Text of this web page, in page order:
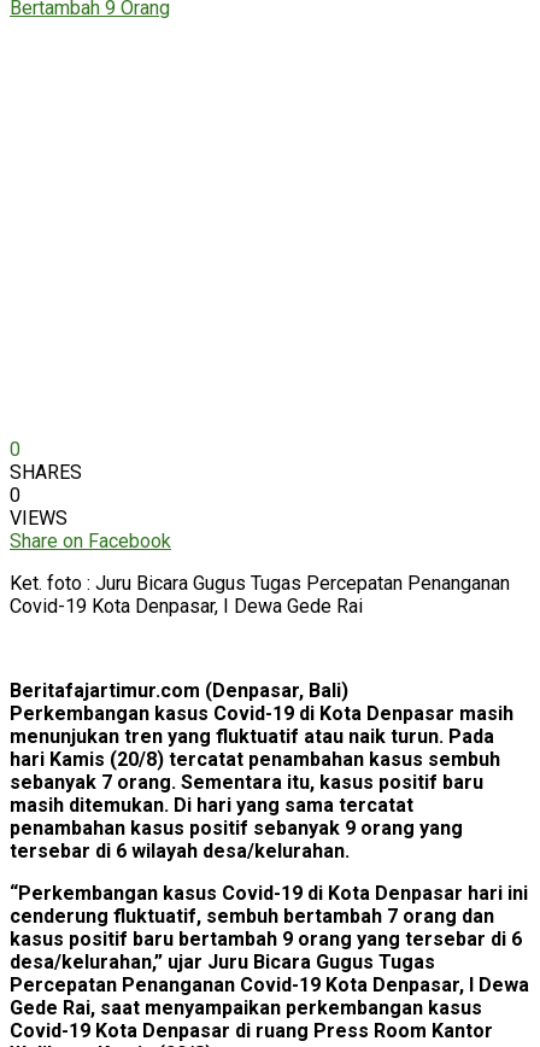
0
SHARES
0
VIEWS
Share on Facebook
Ket. foto : Juru Bicara Gugus Tugas Percepatan Penanganan
Covid-19 Kota Denpasar, I Dewa Gede Rai
Beritafajartimur.com (Denpasar, Bali)
Perkembangan kasus Covid-19 di Kota Denpasar masih
menunjukan tren yang fluktuatif atau naik turun. Pada
hari Kamis (20/8) tercatat penambahan kasus sembuh
sebanyak 7 orang. Sementara itu, kasus positif baru
masih ditemukan. Di hari yang sama tercatat
penambahan kasus positif sebanyak 9 orang yang
tersebar di 6 wilayah desa/kelurahan.
“Perkembangan kasus Covid-19 di Kota Denpasar hari ini
cenderung fluktuatif, sembuh bertambah 7 orang dan
kasus positif baru bertambah 9 orang yang tersebar di 6
desa/kelurahan,” ujar Juru Bicara Gugus Tugas
Percepatan Penanganan Covid-19 Kota Denpasar, I Dewa
Gede Rai, saat menyampaikan perkembangan kasus
Covid-19 Kota Denpasar di ruang Press Room Kantor